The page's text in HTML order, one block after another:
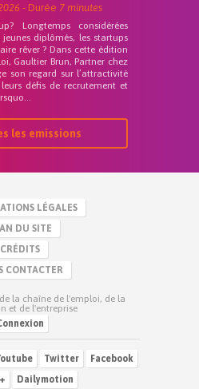
- Durée 7 minutes
Longtemps considérées
diplômés, les startups
rêver ? Dans cette édition
Gaultier Brun, Partner chez
son regard sur l’attractivité
leurs défis de recrutement et
les emissions
LÉGALES
DU SITE
CRÉDITS
CONTACTER
la chaîne de l'emploi, de la
et de l'entreprise
Twitter
Facebook
Dailymotion